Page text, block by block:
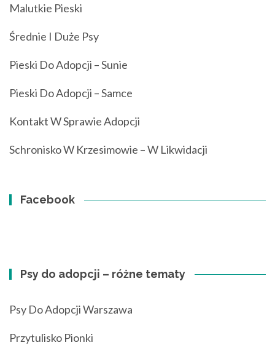
Malutkie Pieski
Średnie I Duże Psy
Pieski Do Adopcji – Sunie
Pieski Do Adopcji – Samce
Kontakt W Sprawie Adopcji
Schronisko W Krzesimowie – W Likwidacji
Facebook
Psy do adopcji – różne tematy
Psy Do Adopcji Warszawa
Przytulisko Pionki